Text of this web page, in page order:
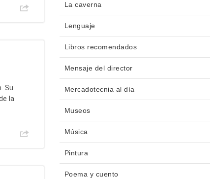
Su
la
La caverna
Lenguaje
Libros recomendados
Mensaje del director
Mercadotecnia al día
Museos
Música
Pintura
Poema y cuento